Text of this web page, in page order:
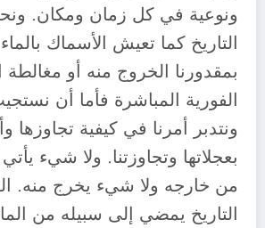
ونوعية في كل زمان ومكان.
التاريخ كما تعيش الأسماك
بمقدورنا الخروج منه أو مغالطة
الفورية المباشرة فأما أن
ونتدبر أمرنا في كيفية تجاوزها
بعجلاتها وتجاوزتنا. ولا شيء
من خارجه ولا شيء يخرج منه.
التاريخ يمضي إلى سبيله من